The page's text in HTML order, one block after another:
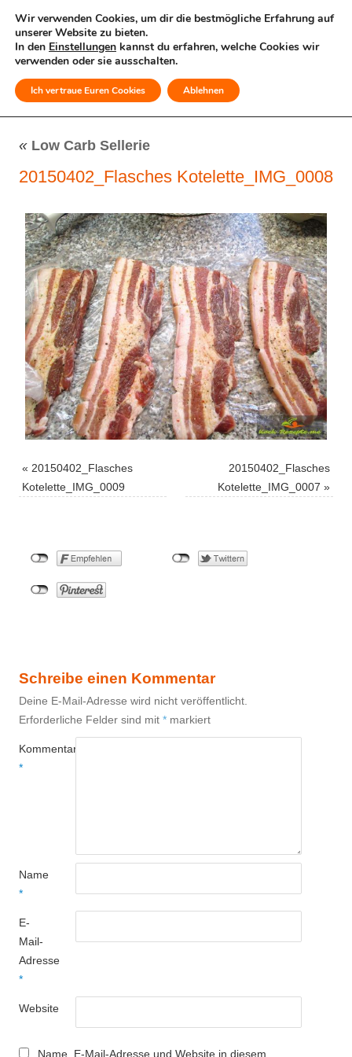
MENÜ
« Low Carb Sellerie
20150402_Flasches Kotelette_IMG_0008
« 20150402_Flasches
Kotelette_IMG_0009
20150402_Flasches
Kotelette_IMG_0007 »
Schreibe einen Kommentar
Deine E-Mail-Adresse wird nicht veröffentlicht.
Erforderliche Felder sind mit * markiert
Kommentar
*
Name
*
E-
Mail-
Adresse
*
Website
Name, E-Mail-Adresse und Website in diesem
Wir verwenden Cookies, um dir die bestmögliche Erfahrung auf
unserer Website zu bieten.
In den Einstellungen kannst du erfahren, welche Cookies wir
verwenden oder sie ausschalten.
Ich vertraue Euren Cookies Ablehnen